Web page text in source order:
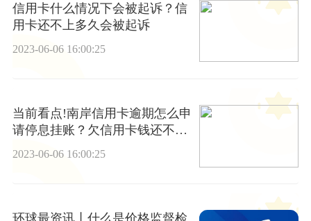
信用卡什么情况下会被起诉？信
用卡还不上多久会被起诉
2023-06-06 16:00:25
当前看点!南岸信用卡逾期怎么申
请停息挂账？欠信用卡钱还不上
2023-06-06 16:00:25